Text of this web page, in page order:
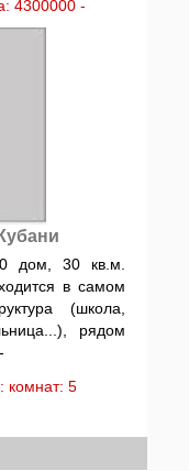
4300000 -
дом, 30 кв.м.
в самом
(школа,
рядом
комнат: 5